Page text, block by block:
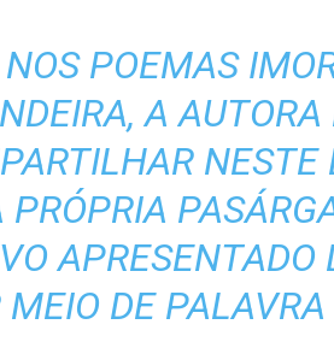
POEMAS
A AUTORA
NESTE
PRÓPRIA
APRESENTADO
MEIO DE